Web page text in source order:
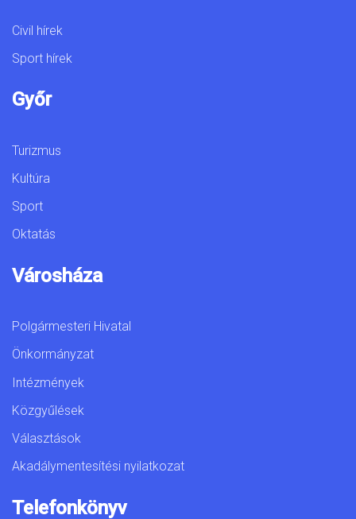
Civil hírek
Sport hírek
Győr
Turizmus
Kultúra
Sport
Oktatás
Városháza
Polgármesteri Hivatal
Önkormányzat
Intézmények
Közgyűlések
Választások
Akadálymentesítési nyilatkozat
Telefonkönyv